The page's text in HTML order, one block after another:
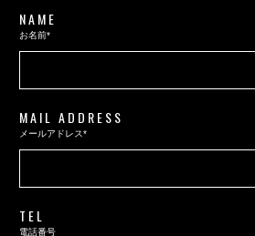
NAME
お名前*
MAIL ADDRESS
メールアドレス*
TEL
電話番号